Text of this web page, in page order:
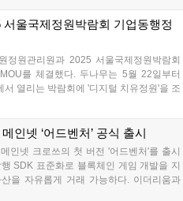
울국제정원박람회 기업동행정
정원관리원과 2025 서울국제정원박람회
를 체결했다. 두나무는 5월 22일부터
열리는 박람회에 '디지털 치유정원'을 조
가상의 숲으로, 자연과 인간의 치유와 회
물 보전지에 사용될 예정이다. 박람회 기
기관 모집 및 심신 회복 프로그램 공모전
인넷 ‘어드벤처’ 공식 출시
인넷 크로쓰의 첫 버전 '어드벤처'를 출시
SDK 표준화로 블록체인 게임 개발을 지
을 자유롭게 거래 가능하다. 이더리움과
정성과 확장성을 확보했다. 24일 크로쓰